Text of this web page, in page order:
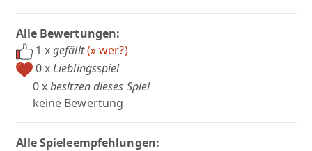
Alle Bewertungen:
1 xgefällt(» wer?)
0 xLieblingsspiel
0 xbesitzen dieses Spiel
keine Bewertung
Alle Spieleempfehlungen: